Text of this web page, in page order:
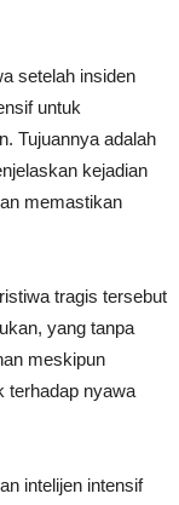
setelah insiden
untuk
Tujuannya adalah
kejadian
memastikan
tragis tersebut
yang tanpa
meskipun
terhadap nyawa
intelijen intensif